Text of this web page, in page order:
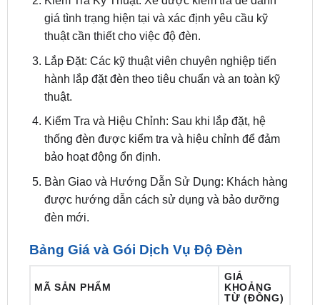
giá tình trạng hiện tại và xác định yêu cầu kỹ
thuật cần thiết cho việc độ đèn.
Lắp Đặt: Các kỹ thuật viên chuyên nghiệp tiến
hành lắp đặt đèn theo tiêu chuẩn và an toàn kỹ
thuật.
Kiểm Tra và Hiệu Chỉnh: Sau khi lắp đặt, hệ
thống đèn được kiểm tra và hiệu chỉnh để đảm
bảo hoạt động ổn định.
Bàn Giao và Hướng Dẫn Sử Dụng: Khách hàng
được hướng dẫn cách sử dụng và bảo dưỡng
đèn mới.
Bảng Giá và Gói Dịch Vụ Độ Đèn
MÃ SẢN PHẨM
GIÁ
KHOẢNG
TỪ (ĐỒNG)